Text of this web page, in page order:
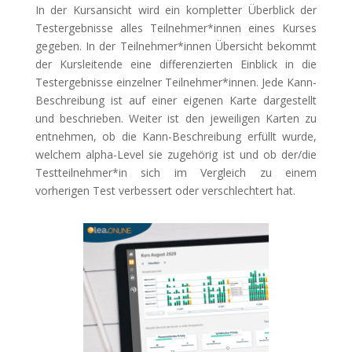
In der Kursansicht wird ein kompletter Überblick der
Testergebnisse alles Teilnehmer*innen eines Kurses
gegeben. In der Teilnehmer*innen Übersicht bekommt
der Kursleitende eine differenzierten Einblick in die
Testergebnisse einzelner Teilnehmer*innen. Jede Kann-
Beschreibung ist auf einer eigenen Karte dargestellt
und beschrieben. Weiter ist den jeweiligen Karten zu
entnehmen, ob die Kann-Beschreibung erfüllt wurde,
welchem alpha-Level sie zugehörig ist und ob der/die
Testteilnehmer*in sich im Vergleich zu einem
vorherigen Test verbessert oder verschlechtert hat.